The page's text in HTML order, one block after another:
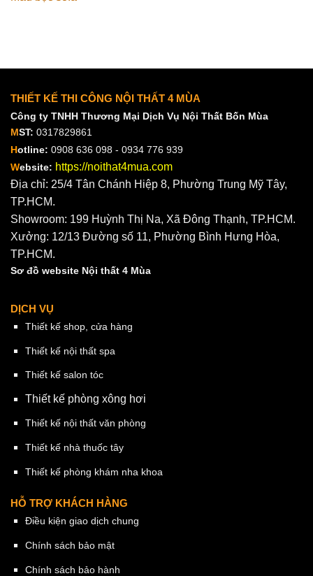
THIẾT KẾ THI CÔNG NỘI THẤT 4 MÙA
Công ty TNHH Thương Mại Dịch Vụ Nội Thất Bốn Mùa
MST: 0317829861
Hotline: 0908 636 098 - 0934 776 939
Website: https://noithat4mua.com
Địa chỉ: 25/4 Tân Chánh Hiệp 8, Phường Trung Mỹ Tây,
TP.HCM.
Showroom: 199 Huỳnh Thị Na, Xã Đông Thạnh, TP.HCM.
Xưởng: 12/13 Đường số 11, Phường Bình Hưng Hòa,
TP.HCM.
Sơ đồ website Nội thất 4 Mùa
DỊCH VỤ
Thiết kế shop, cửa hàng
Thiết kế nội thất spa
Thiết kế salon tóc
Thiết kế phòng xông hơi
Thiết kế nội thất văn phòng
Thiết kế nhà thuốc tây
Thiết kế phòng khám nha khoa
HỖ TRỢ KHÁCH HÀNG
Điều kiện giao dịch chung
Chính sách bảo mật
Chính sách bảo hành